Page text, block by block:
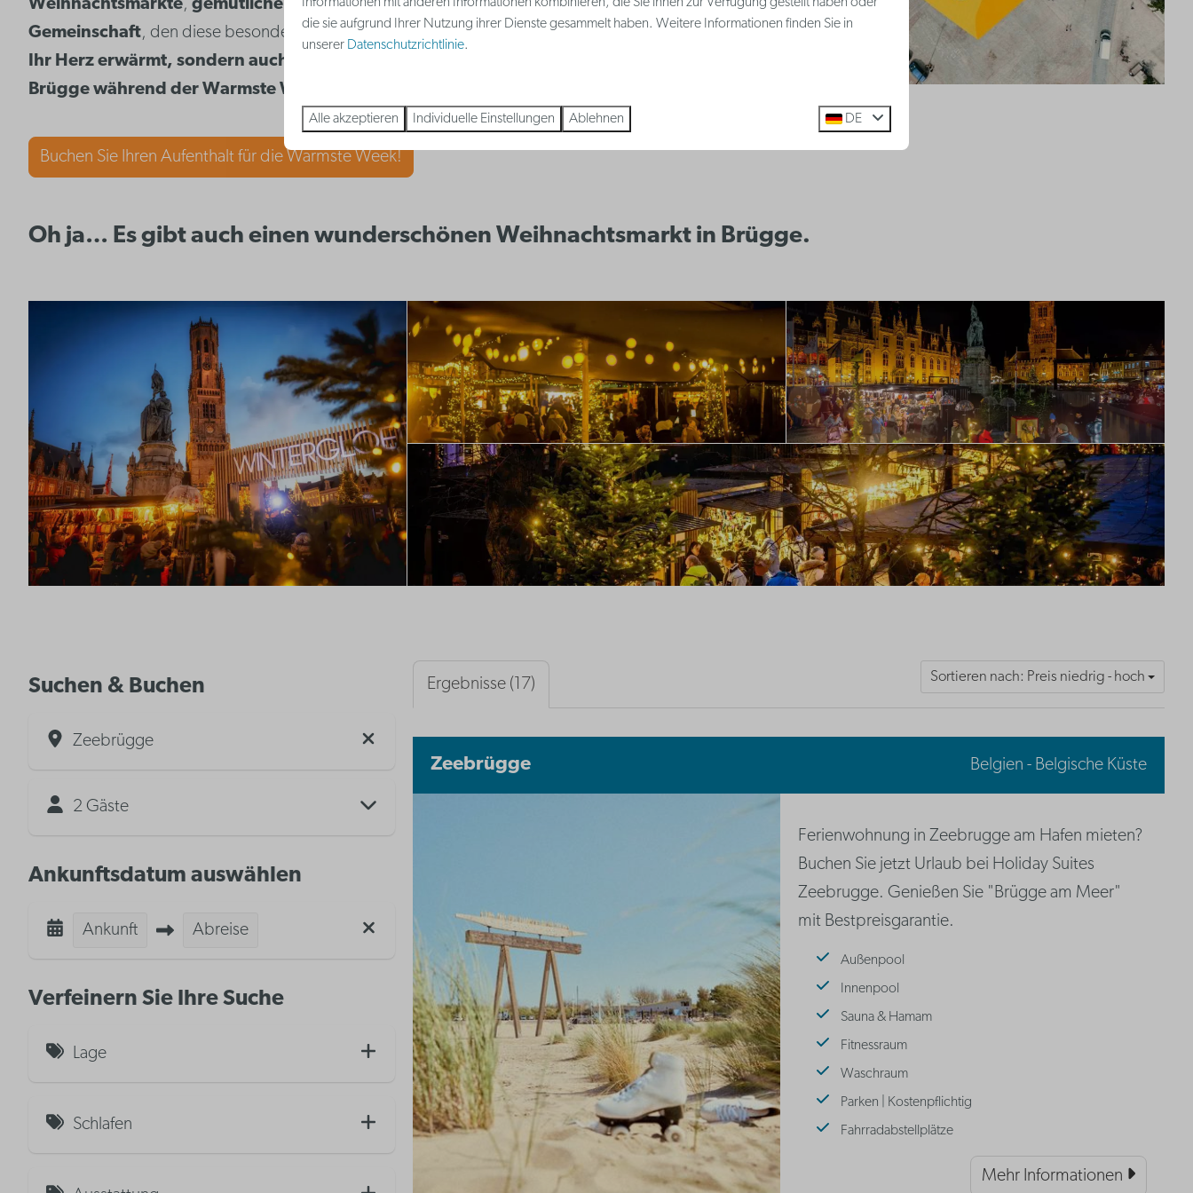
Weihnachtsmärkte,gemütliche Winteraktivitäten, und deneinzigartigen Geist der
Gemeinschaft, den diese besondere Initiative mit sich bringt. Wählen Sie einen Urlaub, dernicht nur
Ihr Herz erwärmt, sondern auch einen guten Zweck unterstützt
Brügge während der Warmste Week zu einem unvergesslichen Erlebnis!
Buchen Sie Ihren Aufenthalt für die Warmste Week!
Oh ja… Es gibt auch einen wunderschönen Weihnachtsmarkt in Brügge.
Suchen & Buchen
Zeebrügge
2 Gäste
Ankunftsdatum auswählen
Ankunft Abreise
Verfeinern Sie Ihre Suche
Lage
Meerblick
Stadtblick
Schlafen
Einzelbett (2)
Sortieren nach: Preis niedrig - hoch
Ergebnisse (17)
Zeebrügge Belgien - Belgische Küste
Ferienwohnung in Zeebrugge am Hafen mieten?
Buchen Sie jetzt Urlaub bei Holiday Suites
Zeebrugge. Genießen Sie "Brügge am Meer"
mit Bestpreisgarantie.
Außenpool
Innenpool
Sauna & Hamam
Fitnessraum
Waschraum
Parken | Kostenpflichtig
Fahrradabstellplätze
Mehr Informationen
die sie aufgrund Ihrer Nutzung ihrer Dienste gesammelt haben. Weitere Informationen finden Sie in
unserer Datenschutzrichtlinie.
Alle akzeptieren Individuelle Einstellungen Ablehnen DE